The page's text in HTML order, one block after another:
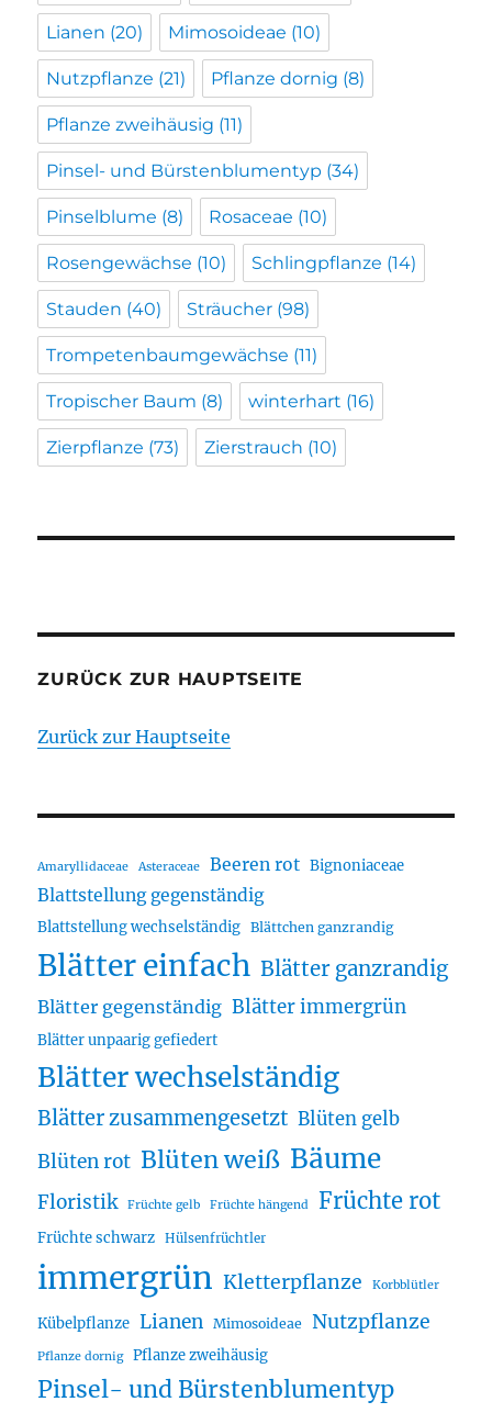
Lianen (20) Mimosoideae (10)
Nutzpflanze (21) Pflanze dornig (8)
Pflanze zweihäusig (11)
Pinsel- und Bürstenblumentyp (34)
Pinselblume (8) Rosaceae (10)
Rosengewächse (10) Schlingpflanze (14)
Stauden (40) Sträucher (98)
Trompetenbaumgewächse (11)
Tropischer Baum (8) winterhart (16)
Zierpflanze (73) Zierstrauch (10)
ZURÜCK ZUR HAUPTSEITE
Zurück zur Hauptseite
Amaryllidaceae Asteraceae Beeren rot Bignoniaceae
Blattstellung gegenständig
Blattstellung wechselständig Blättchen ganzrandig
Blätter einfach Blätter ganzrandig
Blätter gegenständig Blätter immergrün
Blätter unpaarig gefiedert
Blätter wechselständig
Blätter zusammengesetzt Blüten gelb
Blüten rot Blüten weiß Bäume
Floristik Früchte gelb Früchte hängend Früchte rot
Früchte schwarz Hülsenfrüchtler
immergrün Kletterpflanze Korbblütler
Kübelpflanze Lianen Mimosoideae Nutzpflanze
Pflanze dornig Pflanze zweihäusig
Pinsel- und Bürstenblumentyp